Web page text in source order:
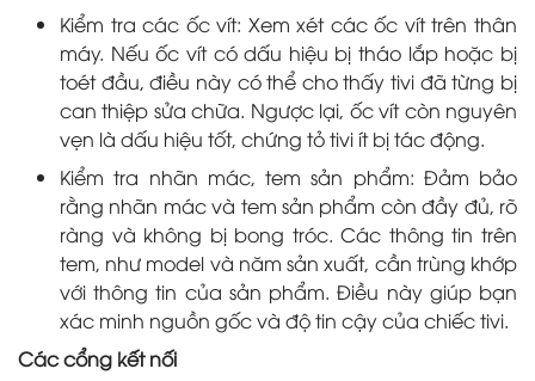
Kiểm tra các ốc vít: Xem xét các ốc vít trên thân
máy. Nếu ốc vít có dấu hiệu bị tháo lắp hoặc bị
toét đầu, điều này có thể cho thấy tivi đã từng bị
can thiệp sửa chữa. Ngược lại, ốc vít còn nguyên
vẹn là dấu hiệu tốt, chứng tỏ tivi ít bị tác động.
Kiểm tra nhãn mác, tem sản phẩm: Đảm bảo
rằng nhãn mác và tem sản phẩm còn đầy đủ, rõ
ràng và không bị bong tróc. Các thông tin trên
tem, như model và năm sản xuất, cần trùng khớp
với thông tin của sản phẩm. Điều này giúp bạn
xác minh nguồn gốc và độ tin cậy của chiếc tivi.
Các cổng kết nối